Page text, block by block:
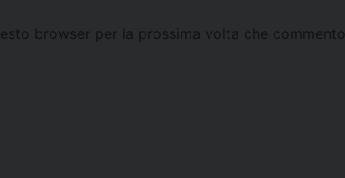
browser per la prossima volta che commento.